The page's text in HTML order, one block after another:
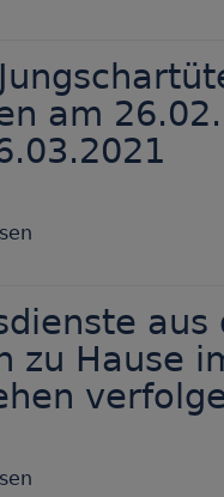
Monatsspruch
März
am
zum
Abholen
am
26.02.,
aus
zu Hause